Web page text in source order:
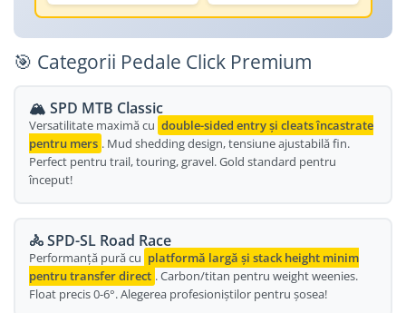
Antifurturi
Suport bidon si bidon
Aparatori noroi
Oglinda
Pompe
Sonerie
Accesorii Remorca
Roti ajutatoare
Scaune pentru Copii
Distantiere
Thru Axle
Saboti Frana
Roti Fata
Roti Spate
Set Roti
Suspensii Spate
Butuci Roata
🎯 Categorii Pedale Click Premium
🏔️ SPD MTB Classic
Versatilitate maximă cu double-sided entry și cleats încastrate
pentru mers . Mud shedding design, tensiune ajustabilă fin.
Perfect pentru trail, touring, gravel. Gold standard pentru
început!
🚴 SPD-SL Road Race
Performanță pură cu platformă largă și stack height minim
pentru transfer direct . Carbon/titan pentru weight weenies.
Float precis 0-6°. Alegerea profesioniștilor pentru șosea!